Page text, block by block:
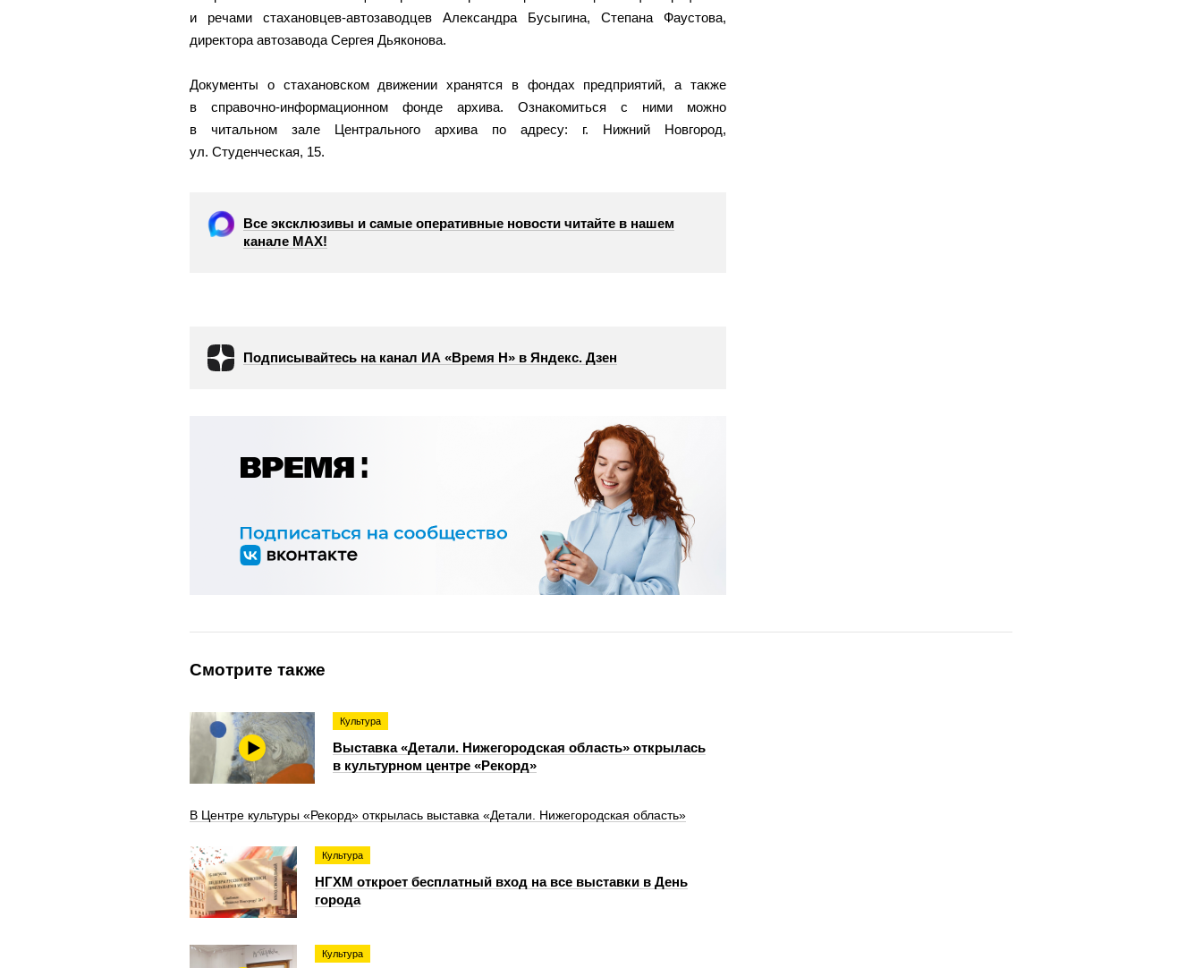
и речами стахановцев-автозаводцев Александра Бусыгина, Степана Фаустова,
директора автозавода Сергея Дьяконова.
Документы о стахановском движении хранятся в фондах предприятий, а также
в справочно-информационном фонде архива. Ознакомиться с ними можно
в читальном зале Центрального архива по адресу: г. Нижний Новгород,
ул. Студенческая, 15.
Все эксклюзивы и самые оперативные новости читайте в нашем
канале МАХ!
Подписывайтесь на канал ИА «Время Н» в Яндекс. Дзен
Смотрите также
Культура
Выставка «Детали. Нижегородская область» открылась
в культурном центре «Рекорд»
В Центре культуры «Рекорд» открылась выставка «Детали. Нижегородская область»
Культура
НГХМ откроет бесплатный вход на все выставки в День
города
Культура